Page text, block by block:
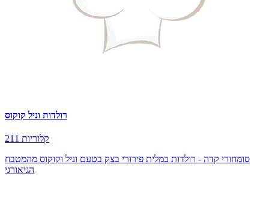
רולדות וניל קוקוס
211 קלוריות
סומחורי קדה - רולדות במלית פירורי בצק בטעם וניל וקוקוס מהמטבח
הגיאורגי